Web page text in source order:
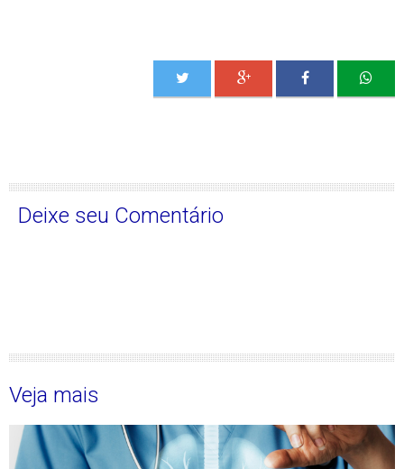
Deixe seu Comentário
Veja mais